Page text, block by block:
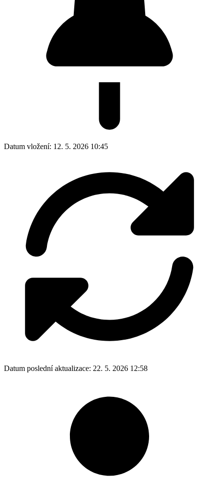
Datum vložení: 12. 5. 2026 10:45
Datum poslední aktualizace: 22. 5. 2026 12:58